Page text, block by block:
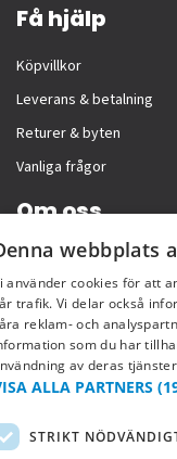
Få hjälp
Köpvillkor
Leverans & betalning
Returer & byten
Vanliga frågor
Om oss
Företagsinformation
webbplats
använder cookies för att
trafik. Vi delar också
reklam- och
som du har
av deras
ALLA PARTNERS
STRIKT